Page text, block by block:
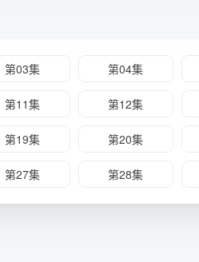
第03集 第04集
第11集 第12集
第19集 第20集
第27集 第28集